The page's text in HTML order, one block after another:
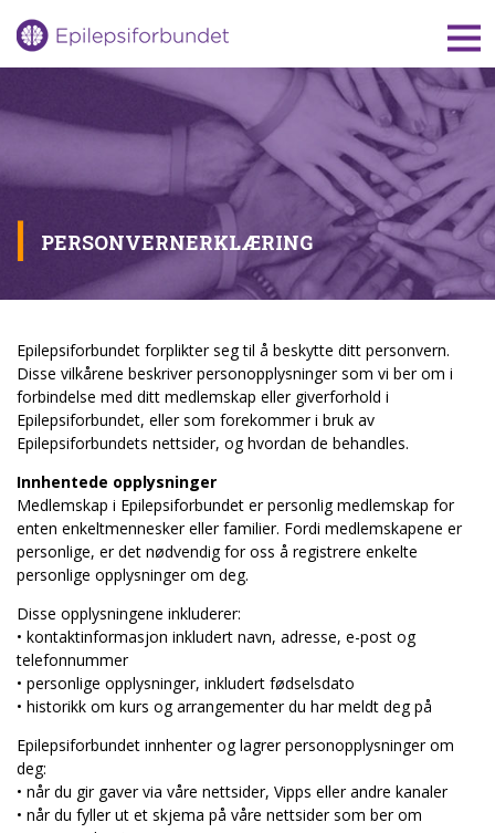
innholdet
PERSONVERNERKLÆRING
Epilepsiforbundet forplikter seg til å beskytte ditt personvern.
Disse vilkårene beskriver personopplysninger som vi ber om i
forbindelse med ditt medlemskap eller giverforhold i
Epilepsiforbundet, eller som forekommer i bruk av
Epilepsiforbundets nettsider, og hvordan de behandles.
Innhentede opplysninger
Medlemskap i Epilepsiforbundet er personlig medlemskap for
enten enkeltmennesker eller familier. Fordi medlemskapene er
personlige, er det nødvendig for oss å registrere enkelte
personlige opplysninger om deg.
Disse opplysningene inkluderer:
• kontaktinformasjon inkludert navn, adresse, e-post og
telefonnummer
• personlige opplysninger, inkludert fødselsdato
• historikk om kurs og arrangementer du har meldt deg på
Epilepsiforbundet innhenter og lagrer personopplysninger om
deg:
• når du gir gaver via våre nettsider, Vipps eller andre kanaler
• når du fyller ut et skjema på våre nettsider som ber om